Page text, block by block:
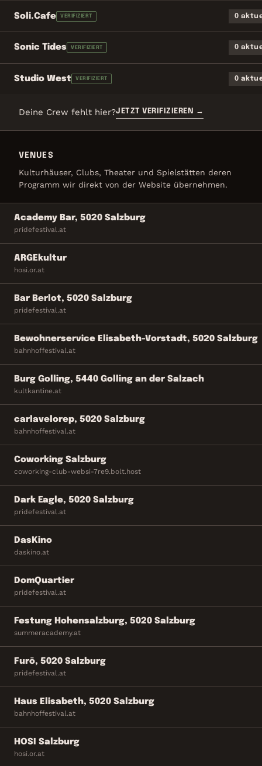
Soli.Cafe VERIFIZIERT 0
Sonic Tides VERIFIZIERT 0
Studio West VERIFIZIERT 0
Deine Crew fehlt hier?JETZT VERIFIZIEREN →
VENUES
Kulturhäuser, Clubs, Theater und Spielstätten deren
Programm wir direkt von der Website übernehmen.
Academy Bar, 5020 Salzburg
pridefestival.at
ARGEkultur
hosi.or.at
Bar Berlot, 5020 Salzburg
pridefestival.at
Bewohnerservice Elisabeth-Vorstadt, 5020 Salzburg
bahnhoffestival.at
Burg Golling, 5440 Golling an der Salzach
kultkantine.at
carlavelorep, 5020 Salzburg
bahnhoffestival.at
Coworking Salzburg
coworking-club-websi-7re9.bolt.host
Dark Eagle, 5020 Salzburg
pridefestival.at
DasKino
daskino.at
DomQuartier
pridefestival.at
Festung Hohensalzburg, 5020 Salzburg
summeracademy.at
Furō, 5020 Salzburg
pridefestival.at
Haus Elisabeth, 5020 Salzburg
bahnhoffestival.at
HOSI Salzburg
hosi.or.at